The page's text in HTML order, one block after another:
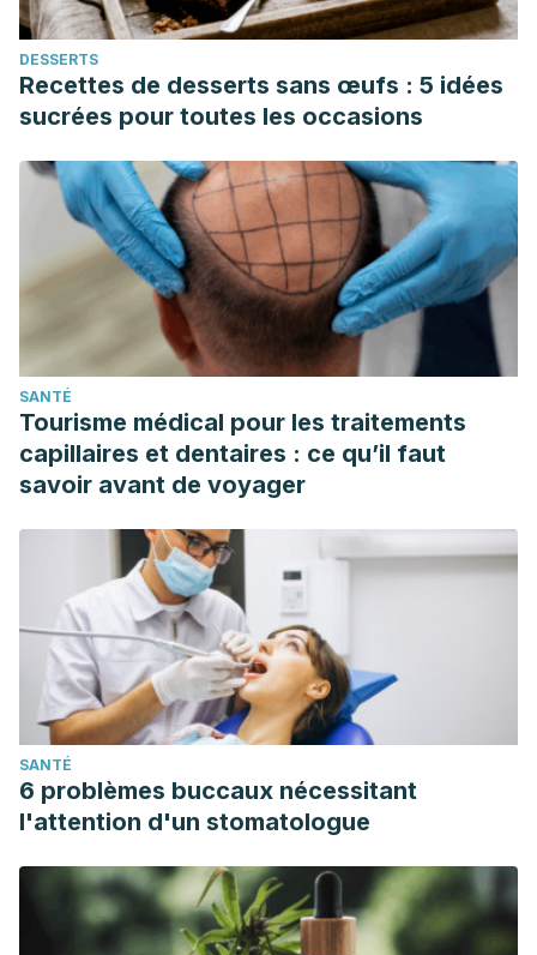
controlled trial.Medicine, 99(29).
https://www.ncbi.nlm.nih.gov/pmc/articles/PMC7373546/
DESSERTS
Recettes de desserts sans œufs : 5 idées
sucrées pour toutes les occasions
SANTÉ
Tourisme médical pour les traitements
capillaires et dentaires : ce qu’il faut
savoir avant de voyager
SANTÉ
6 problèmes buccaux nécessitant
l'attention d'un stomatologue